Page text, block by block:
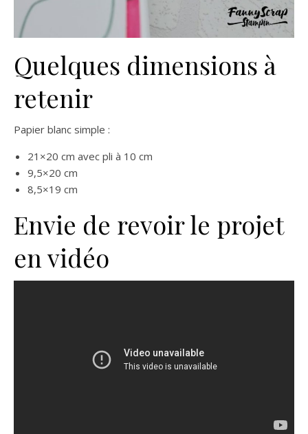
Quelques dimensions à
retenir
Papier blanc simple :
21×20 cm avec pli à 10 cm
9,5×20 cm
8,5×19 cm
Envie de revoir le projet
en vidéo